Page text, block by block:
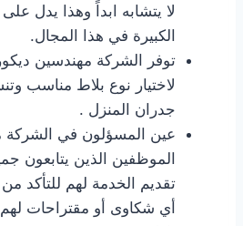
لا يتشابه ابداً وهذا يدل
الكبيرة في هذا المجال.
توفر الشركة مهندسين
لاختيار نوع بلاط مناسب
جدران المنزل .
عين المسؤلون في
الموظفين الذين يتابعون
تقديم الخدمة لهم للتأكد
أي شكاوى أو مقتراحات لهم